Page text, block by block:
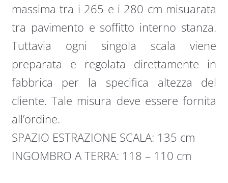
massima tra i 265 e i 280 cm misuarata
tra pavimento e soffitto interno stanza.
Tuttavia ogni singola scala viene
preparata e regolata direttamente in
fabbrica per la specifica altezza del
cliente. Tale misura deve essere fornita
all’ordine.
SPAZIO ESTRAZIONE SCALA: 135 cm
INGOMBRO A TERRA: 118 – 110 cm